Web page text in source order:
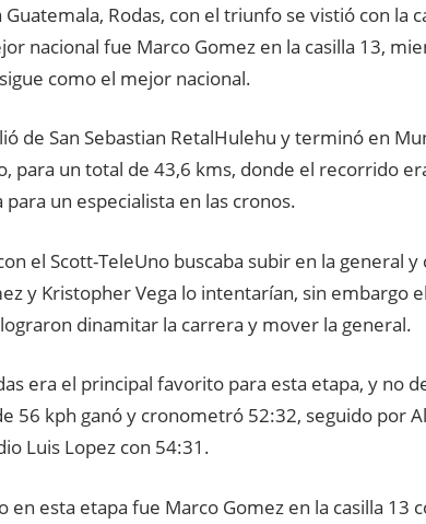
Guatemala, Rodas, con el triunfo se vistió con la
nacional fue Marco Gomez en la casilla 13,
como el mejor nacional.
de San Sebastian RetalHulehu y terminó en
para un total de 43,6 kms, donde el recorrido
para un especialista en las cronos.
el Scott-TeleUno buscaba subir en la general
y Kristopher Vega lo intentarían, sin embargo
dinamitar la carrera y mover la general.
era el principal favorito para esta etapa, y no
56 kph ganó y cronometró 52:32, seguido por
Luis Lopez con 54:31.
en esta etapa fue Marco Gomez en la casilla 13